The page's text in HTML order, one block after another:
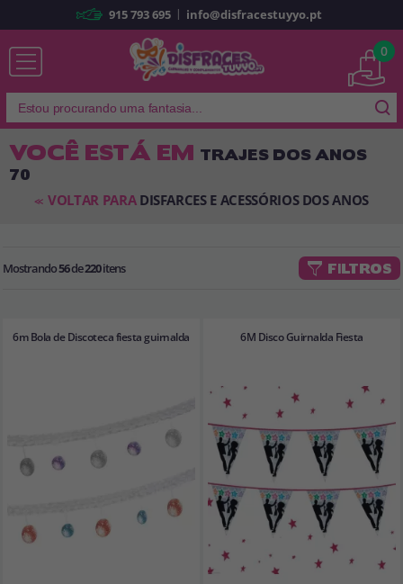
Já sou cliente
Lembrar-me
Ao criar uma conta emdisfracestuyyo.pt
Vá em frente! Estávamos esperando por você.
CRIAR CONTA
915 793 695 | info@disfracestuyyo.pt
0
VOCÊ ESTÁ EM TRAJES DOS ANOS
70
<< VOLTAR PARA DISFARCES E ACESSÓRIOS DOS ANOS
Mostrando56de220itens FILTROS
6m Bola de Discoteca fiesta guirnalda 6M Disco Guirnalda Fiesta